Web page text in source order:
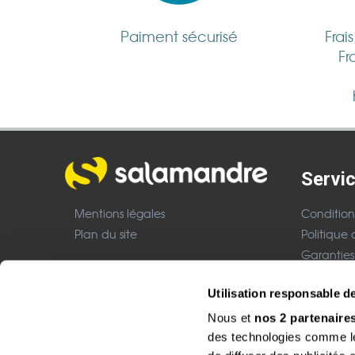
Utilisation responsable
Nous et nos 2
des technologies comme
Paiment sécurisé
Mentions légales
Plan du site
Boutique CHF
Site réalisé avec le soutien de :
Politique
Garanties
Mentions